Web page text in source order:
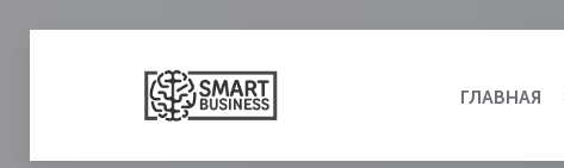
ГЛАВНАЯ